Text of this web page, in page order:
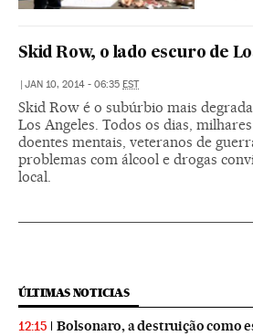
Skid Row, o lado escuro de
| JAN 10, 2014 - 06:35 EST
Skid Row é o subúrbio mais
Los Angeles. Todos os dias,
doentes mentais, veteranos de
problemas com álcool e drogas
local.
ÚLTIMAS NOTICIAS
12:15 Bolsonaro, a destruição como